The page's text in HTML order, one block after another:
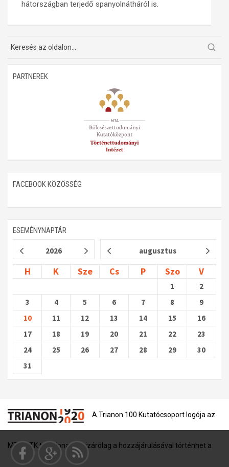
A trianoni szerződés
hátországban terjedő spanyolnátháról is.
PARTNEREK
FACEBOOK KÖZÖSSÉG
ESEMÉNYNAPTÁR
2026 augusztus
H K Sze Cs P Szo V
1
2
3
4 5 6 7 8
9
10
11 12 13 14 15
16
17
18 19 20 21 22
23
24
25 26 27 28 29
30
31
A Trianon 100 Kutatócsoport logója az
MTA BTK tulajdona, és kizárólag a hozzájárulásával történhet a